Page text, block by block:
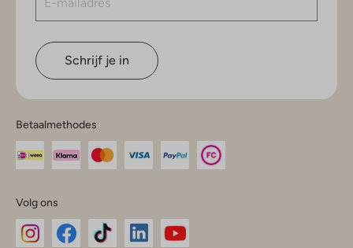
Schrijf je in
Betaalmethodes
Volg ons